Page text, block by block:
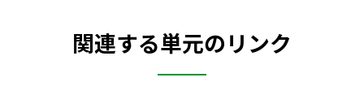
関連する単元のリンク